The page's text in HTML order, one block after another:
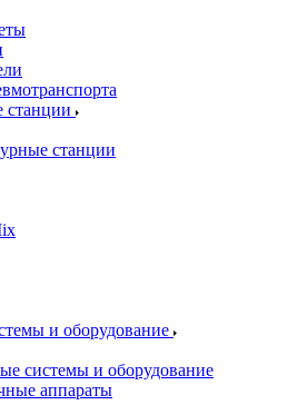
станции
станции
и оборудование
системы и оборудование
аппараты